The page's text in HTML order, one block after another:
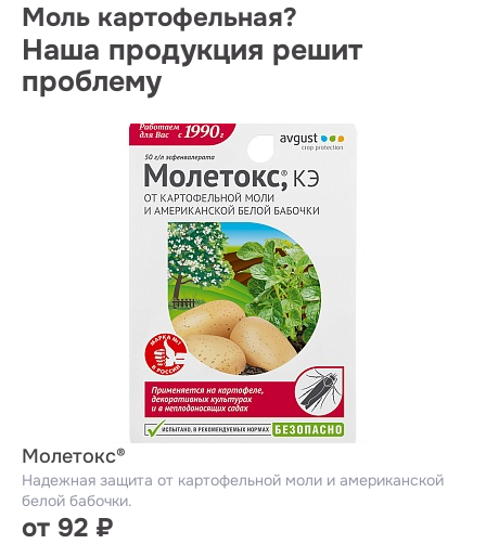
Моль картофельная?
Наша продукция решит
проблему
Молетокс®
Надежная защита от картофельной моли и американской
белой бабочки.
от 92 ₽